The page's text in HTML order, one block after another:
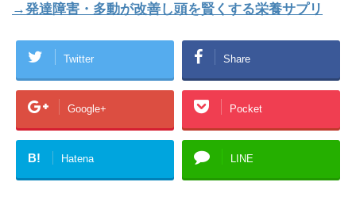
→発達障害・多動が改善し頭を賢くする栄養サプリ
Twitter Share
Google+ Pocket
B! Hatena LINE